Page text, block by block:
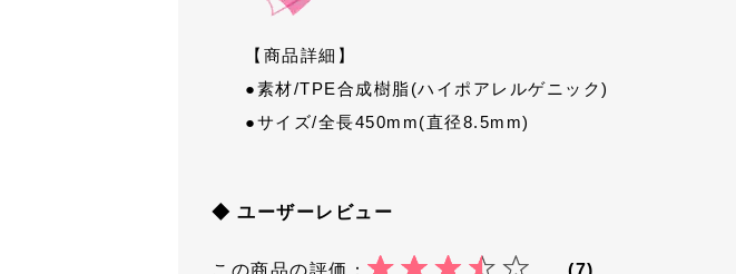
【商品詳細】
●素材/TPE合成樹脂(ハイポアレルゲニック)
●サイズ/全長450mm(直径8.5mm)
◆ ユーザーレビュー
この商品の評価： (7)